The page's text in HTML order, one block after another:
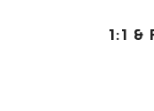
1:1 &